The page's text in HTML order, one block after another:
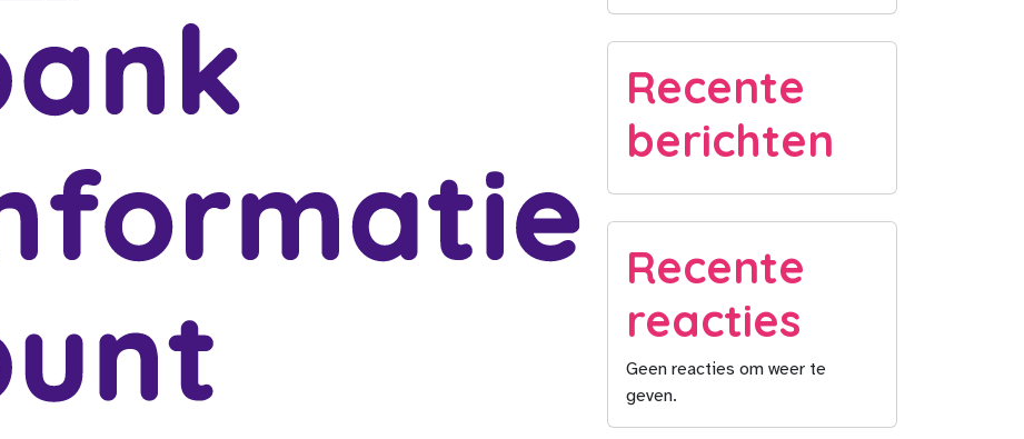
Recente
berichten
Recente
reacties
Geen reacties om weer te
geven.